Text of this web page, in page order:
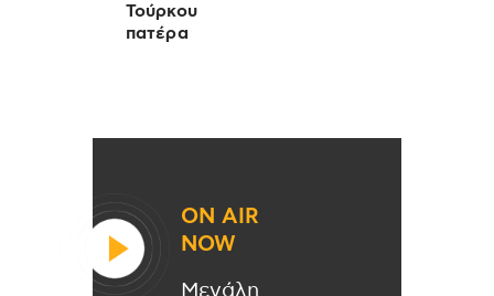
Τούρκου
πατέρα
ON AIR
NOW
Μεγάλη